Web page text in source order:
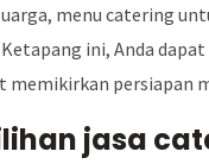
menu catering
ini, Anda
memikirkan persiapan
jasa